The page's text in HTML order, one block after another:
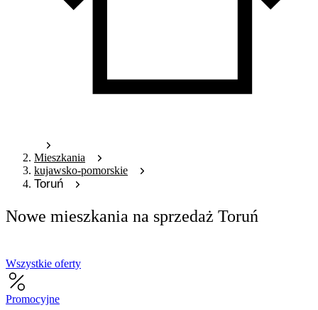
Mieszkania
kujawsko-pomorskie
Toruń
Nowe mieszkania na sprzedaż Toruń
Wszystkie oferty
Promocyjne